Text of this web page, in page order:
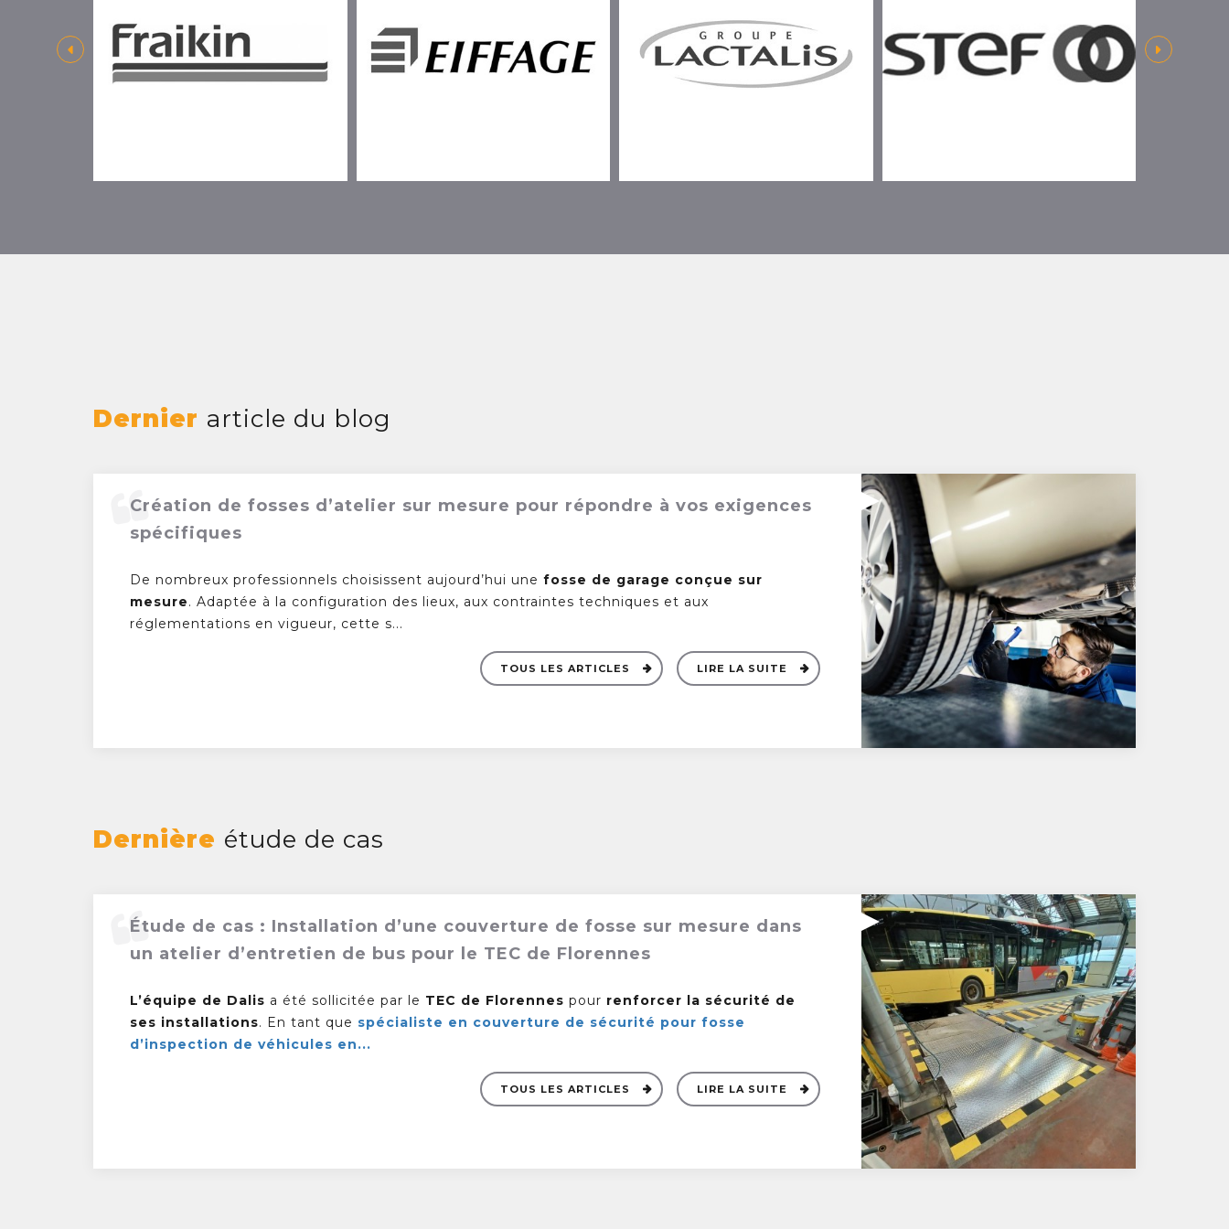
Dernier article du blog
Création de fosses d’atelier sur mesure pour répondre à vos exigences
spécifiques
De nombreux professionnels choisissent aujourd’hui une fosse de garage conçue sur
mesure. Adaptée à la configuration des lieux, aux contraintes techniques et aux
réglementations en vigueur, cette s...
TOUS LES ARTICLES LIRE LA SUITE
Dernière étude de cas
Étude de cas : Installation d’une couverture de fosse sur mesure dans
un atelier d’entretien de bus pour le TEC de Florennes
L’équipe de Dalis a été sollicitée par le TEC de Florennes pour renforcer la sécurité de
ses installations. En tant que spécialiste en couverture de sécurité pour fosse
d’inspection de véhicules en...
TOUS LES ARTICLES LIRE LA SUITE